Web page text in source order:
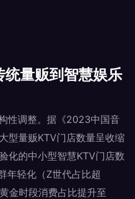
量贩到智慧娱乐
性调整。据《2023中国音
型量贩KTV门店数量呈收缩
化的中小型智慧KTV门店数
年轻化（Z世代占比超
金时段消费占比提升至